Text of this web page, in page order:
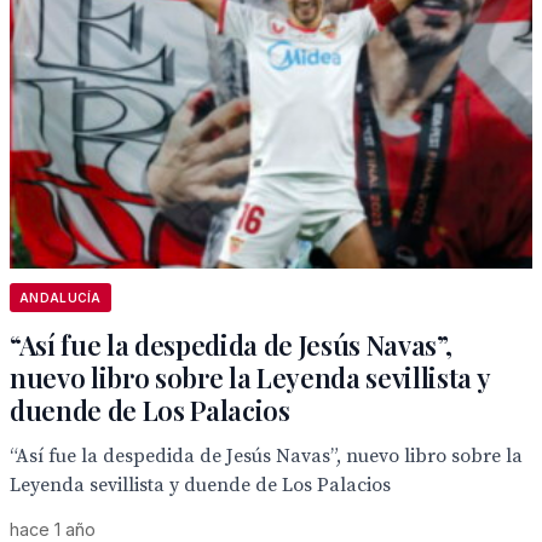
ANDALUCÍA
“Así fue la despedida de Jesús Navas”,
nuevo libro sobre la Leyenda sevillista y
duende de Los Palacios
“Así fue la despedida de Jesús Navas”, nuevo libro sobre la
Leyenda sevillista y duende de Los Palacios
hace 1 año